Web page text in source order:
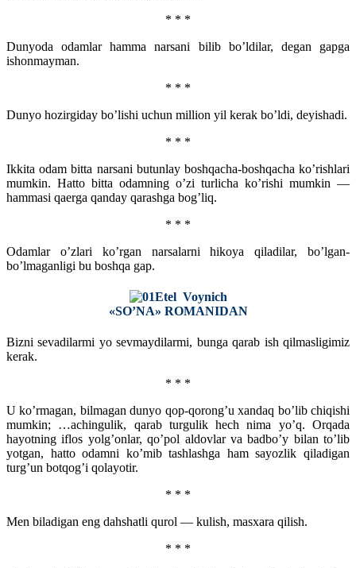
* * *
Dunyoda odamlar hamma narsani bilib bo’ldilar, degan gapga
ishonmayman.
* * *
Dunyo hozirgiday bo’lishi uchun million yil kerak bo’ldi, deyishadi.
* * *
Ikkita odam bitta narsani butunlay boshqacha-boshqacha ko’rishlari
mumkin. Hatto bitta odamning o’zi turlicha ko’rishi mumkin —
hammasi qaerga qanday qarashga bog’liq.
* * *
Odamlar o’zlari ko’rgan narsalarni hikoya qiladilar, bo’lgan-
bo’lmaganligi bu boshqa gap.
Etel Voynich
«SO’NA» ROMANIDAN
Bizni sevadilarmi yo sevmaydilarmi, bunga qarab ish qilmasligimiz
kerak.
* * *
U ko’rmagan, bilmagan dunyo qop-qorong’u xandaq bo’lib chiqishi
mumkin; …achingulik, qarab turgulik hech nima yo’q. Orqada
hayotning iflos yolg’onlar, qo’pol aldovlar va badbo’y bilan to’lib
yotgan, hatto odamni ko’mib tashlashga ham sayozlik qiladigan
turg’un botqog’i qolayotir.
* * *
Men biladigan eng dahshatli qurol — kulish, masxara qilish.
* * *